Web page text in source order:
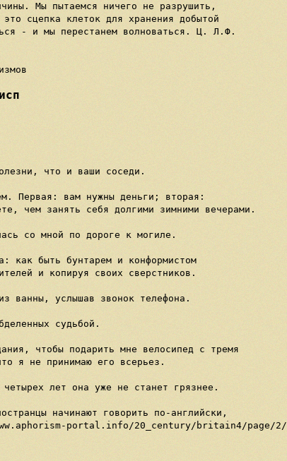
Мы пытаемся ничего не разрушить,
сцепка клеток для хранения добытой
- и мы перестанем волноваться. Ц. Л.Ф.
что и ваши соседи.
Первая: вам нужны деньги; вторая:
чем занять себя долгими зимними вечерами.
со мной по дороге к могиле.
как быть бунтарем и конформистом
и копируя своих сверстников.
ванны, услышав звонок телефона.
судьбой.
чтобы подарить мне велосипед с тремя
я не принимаю его всерьез.
лет она уже не станет грязнее.
начинают говорить по-английски,
portal.info/20_century/britain4/page/2/